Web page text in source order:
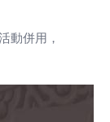
動併用，